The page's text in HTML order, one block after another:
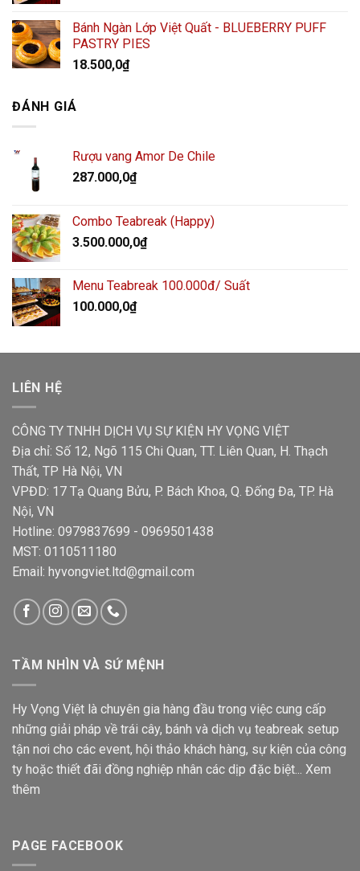
Bánh Ngàn Lớp Việt Quất - BLUEBERRY PUFF
PASTRY PIES
18.500,0₫
ĐÁNH GIÁ
Rượu vang Amor De Chile
287.000,0₫
Combo Teabreak (Happy)
3.500.000,0₫
Menu Teabreak 100.000đ/ Suất
100.000,0₫
LIÊN HỆ
CÔNG TY TNHH DỊCH VỤ SỰ KIỆN HY VỌNG VIỆT
Địa chỉ: Số 12, Ngõ 115 Chi Quan, TT. Liên Quan, H. Thạch
Thất, TP Hà Nội, VN
VPĐD: 17 Tạ Quang Bửu, P. Bách Khoa, Q. Đống Đa, TP. Hà
Nội, VN
Hotline: 0979837699 - 0969501438
MST: 0110511180
Email: hyvongviet.ltd@gmail.com
TẦM NHÌN VÀ SỨ MỆNH
Hy Vọng Việt là chuyên gia hàng đầu trong việc cung cấp
những giải pháp về trái cây, bánh và dịch vụ teabreak setup
tận nơi cho các event, hội thảo khách hàng, sự kiện của công
ty hoặc thiết đãi đồng nghiệp nhân các dịp đặc biệt... Xem
thêm
PAGE FACEBOOK